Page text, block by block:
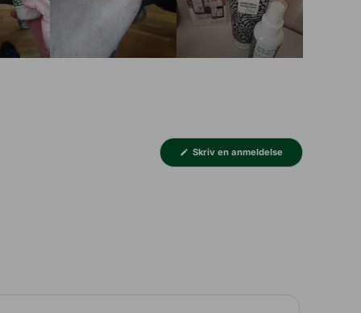
Skriv en anmeldelse(Åbner
et